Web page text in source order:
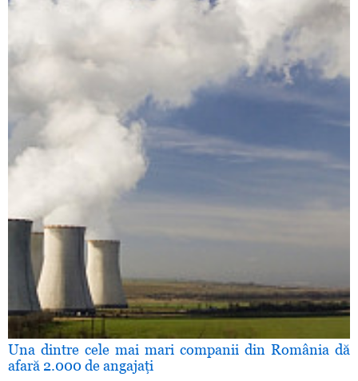
Una dintre cele mai mari companii din România dă
afară 2.000 de angajaţi